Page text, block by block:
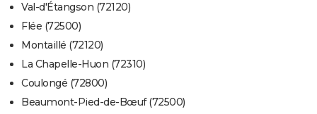
Val-d'Étangson (72120)
Flée (72500)
Montaillé (72120)
La Chapelle-Huon (72310)
Coulongé (72800)
Beaumont-Pied-de-Bœuf (72500)